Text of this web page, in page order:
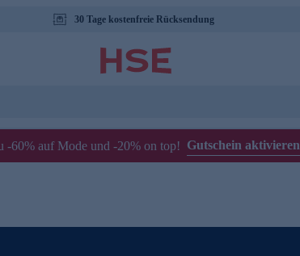
30 Tage kostenfreie Rücksendung
-60% auf Mode und -20% on top! Gutschein aktivieren